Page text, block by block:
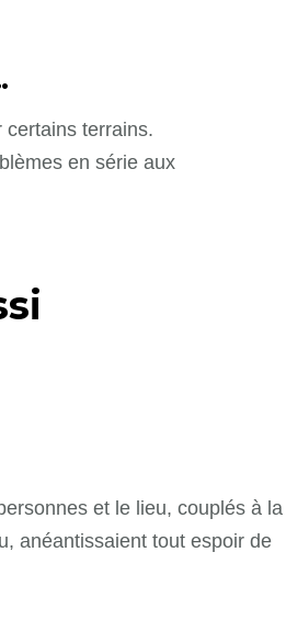
certains terrains.
en série aux
et le lieu, couplés à la
anéantissaient tout espoir de